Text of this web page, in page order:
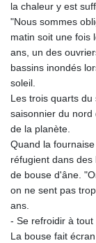
la chaleur y est
"Nous sommes
matin soit une fois
ans, un des
bassins inondés
soleil.
Les trois quarts
saisonnier du nord
de la planète.
Quand la
réfugient dans
de bouse d'âne.
on ne sent pas
ans.
- Se refroidir à tout
La bouse fait